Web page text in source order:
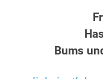
Bums